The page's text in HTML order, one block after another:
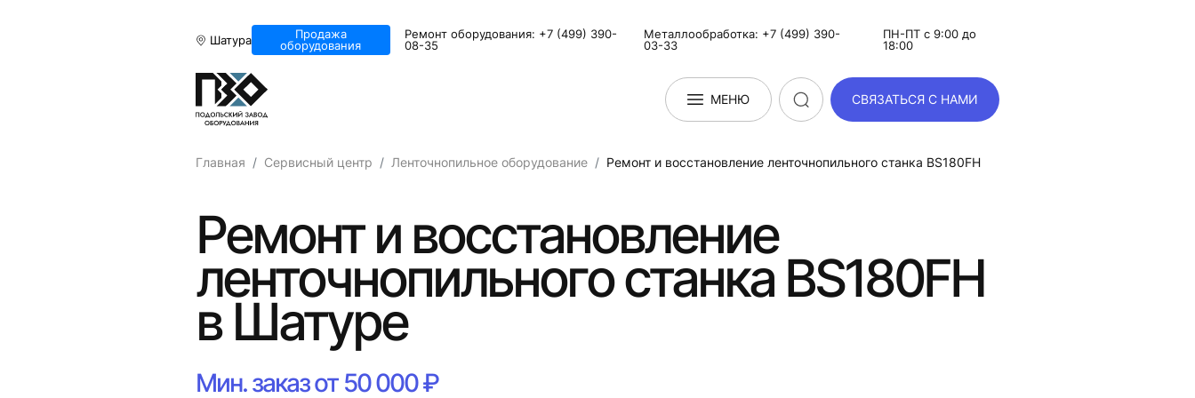
Шатура
Продажа
оборудования
Ремонт оборудования: +7 (499) 390-
08-35
Металлообработка: +7 (499) 390-
03-33
ПН-ПТ с 9:00 до
18:00
МЕНЮ СВЯЗАТЬСЯ С НАМИ
Главная Сервисный центр Ленточнопильное оборудование Ремонт и восстановление ленточнопильного станка ВS180FН
Ремонт и восстановление
ленточнопильного станка ВS180FН
в Шатуре
Мин. заказ от 50 000 ₽